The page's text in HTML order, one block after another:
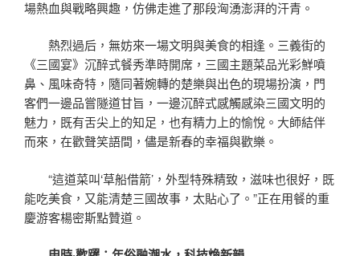
場熱血與戰略興趣，仿佛走進了那段洶湧澎湃的汗青。
熱烈過后，無妨來一場文明與美食的相逢。三義街的
《三國宴》沉醉式餐秀準時開席，三國主題菜品光彩鮮噴
鼻、風味奇特，隨同著婉轉的楚樂與出色的現場扮演，門
客們一邊品嘗隧道甘旨，一邊沉醉式感觸感染三國文明的
魅力，既有舌尖上的知足，也有精力上的愉悅。大師結伴
而來，在歡聲笑語間，儘是新春的幸福與歡樂。
“這道菜叫‘草船借箭’，外型特殊精致，滋味也很好，既
能吃美食，又能清楚三國故事，太貼心了。”正在用餐的重
慶游客楊密斯點贊道。